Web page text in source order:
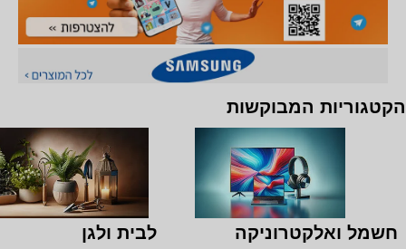
הקטגוריות המבוקשות
חשמל ואלקטרוניקה לבית ולגן